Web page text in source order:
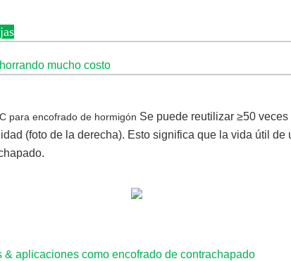
mucho costo
para encofrado de hormigón Se puede reutilizar ≥50
(foto de la derecha). Esto significa que la vida útil
& aplicaciones como encofrado de contrachapado